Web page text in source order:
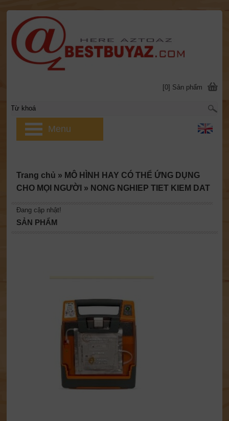
Đang cập nhật!
Trang chủ » MÔ HÌNH HAY CÓ THỂ ỨNG DỤNG
CHO MỌI NGƯỜI » NONG NGHIEP TIET KIEM DAT
SẢN PHẨM
[0] Sản phẩm
Menu